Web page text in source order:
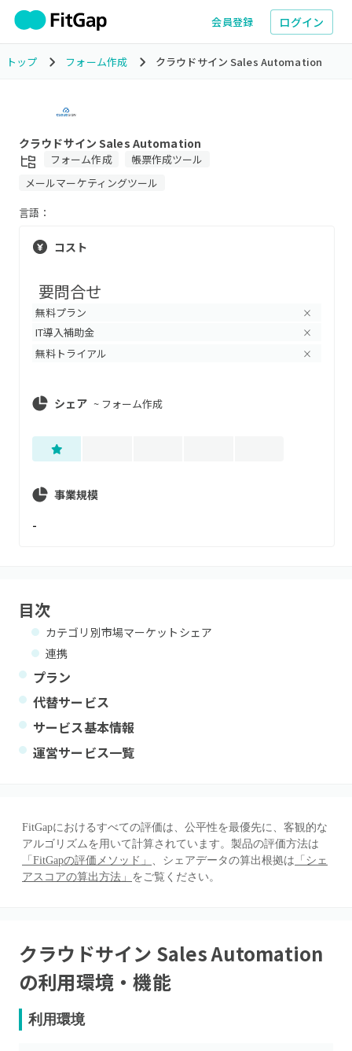
会員登録 ログイン
トップ フォーム作成 クラウドサイン Sales Automation
クラウドサイン Sales Automation
フォーム作成
帳票作成ツール
メールマーケティングツール
言語：
コスト
要問合せ
無料プラン ×
IT導入補助金 ×
無料トライアル ×
シェア ~ フォーム作成
事業規模
-
目次
カテゴリ別市場マーケットシェア
連携
プラン
代替サービス
サービス基本情報
運営サービス一覧
FitGapにおけるすべての評価は、公平性を最優先に、客観的な
アルゴリズムを用いて計算されています。製品の評価方法は
「FitGapの評価メソッド」 、シェアデータの算出根拠は 「シェ
アスコアの算出方法」 をご覧ください。
クラウドサイン Sales Automation
の利用環境・機能
利用環境